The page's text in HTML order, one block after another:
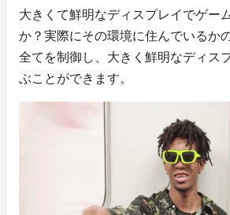
大きくて鮮明なディスプレイでゲー
か？実際にその環境に住んでいるか
全てを制御し、大きく鮮明なディス
ぶことができます。